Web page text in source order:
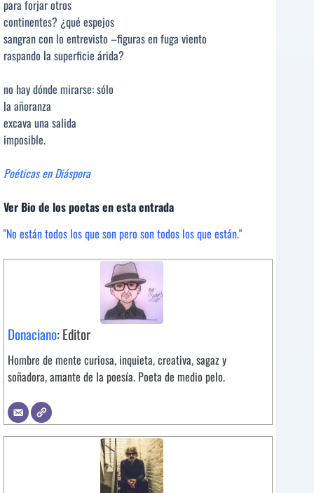
para forjar otros
continentes? ¿qué espejos
sangran con lo entrevisto –figuras en fuga viento
raspando la superficie árida?
no hay dónde mirarse: sólo
la añoranza
excava una salida
imposible.
Poéticas en Diáspora
Ver Bio de los poetas en esta entrada
"No están todos los que son pero son todos los que están."
Donaciano: Editor
Hombre de mente curiosa, inquieta, creativa, sagaz y
soñadora, amante de la poesía. Poeta de medio pelo.